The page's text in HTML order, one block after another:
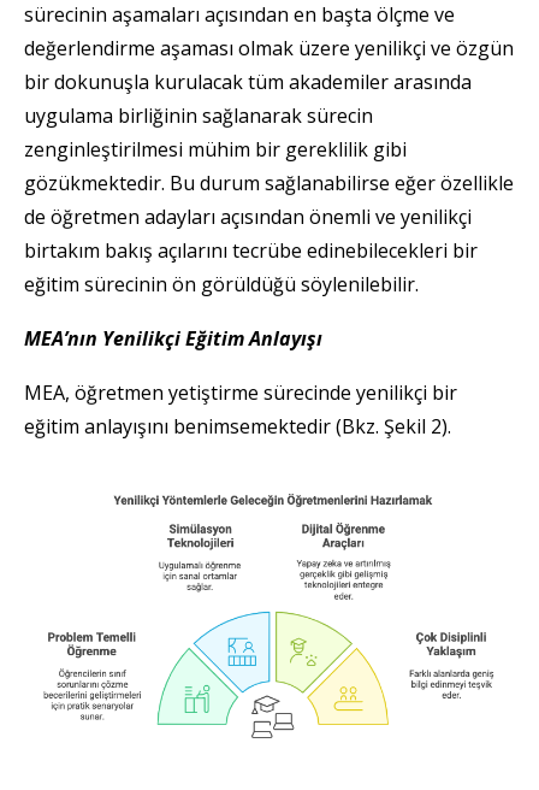
sürecinin aşamaları açısından en başta ölçme ve
değerlendirme aşaması olmak üzere yenilikçi ve özgün
bir dokunuşla kurulacak tüm akademiler arasında
uygulama birliğinin sağlanarak sürecin
zenginleştirilmesi mühim bir gereklilik gibi
gözükmektedir. Bu durum sağlanabilirse eğer özellikle
de öğretmen adayları açısından önemli ve yenilikçi
birtakım bakış açılarını tecrübe edinebilecekleri bir
eğitim sürecinin ön görüldüğü söylenilebilir.
MEA’nın Yenilikçi Eğitim Anlayışı
MEA, öğretmen yetiştirme sürecinde yenilikçi bir
eğitim anlayışını benimsemektedir (Bkz. Şekil 2).